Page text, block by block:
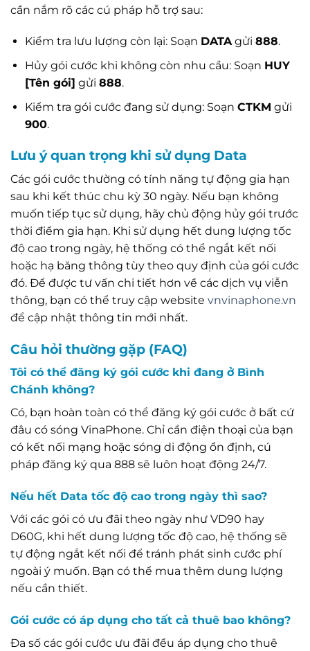
cần nắm rõ các cú pháp hỗ trợ sau:
Kiểm tra lưu lượng còn lại: Soạn DATAgửi 888.
Hủy gói cước khi không còn nhu cầu: Soạn HUY
[Tên gói] gửi 888.
Kiểm tra gói cước đang sử dụng: Soạn CTKM gửi
900.
Lưu ý quan trọng khi sử dụng Data
Các gói cước thường có tính năng tự động gia hạn
sau khi kết thúc chu kỳ 30 ngày. Nếu bạn không
muốn tiếp tục sử dụng, hãy chủ động hủy gói trước
thời điểm gia hạn. Khi sử dụng hết dung lượng tốc
độ cao trong ngày, hệ thống có thể ngắt kết nối
hoặc hạ băng thông tùy theo quy định của gói cước
đó. Để được tư vấn chi tiết hơn về các dịch vụ viễn
thông, bạn có thể truy cập website vnvinaphone.vn
để cập nhật thông tin mới nhất.
Câu hỏi thường gặp (FAQ)
Tôi có thể đăng ký gói cước khi đang ở Bình
Chánh không?
Có, bạn hoàn toàn có thể đăng ký gói cước ở bất cứ
đâu có sóng VinaPhone. Chỉ cần điện thoại của bạn
có kết nối mạng hoặc sóng di động ổn định, cú
pháp đăng ký qua 888 sẽ luôn hoạt động 24/7.
Nếu hết Data tốc độ cao trong ngày thì sao?
Với các gói có ưu đãi theo ngày như VD90 hay
D60G, khi hết dung lượng tốc độ cao, hệ thống sẽ
tự động ngắt kết nối để tránh phát sinh cước phí
ngoài ý muốn. Bạn có thể mua thêm dung lượng
nếu cần thiết.
Gói cước có áp dụng cho tất cả thuê bao không?
Đa số các gói cước ưu đãi đều áp dụng cho thuê